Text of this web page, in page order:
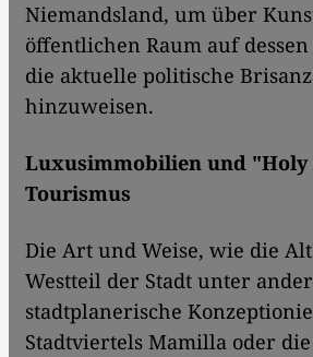
Niemandsland, um über
öffentlichen Raum auf
die aktuelle politische Brisanz
hinzuweisen.
Luxusimmobilien und "Holy
Tourismus
Die Art und Weise, wie die
Westteil der Stadt unter
stadtplanerische
Stadtviertels Mamilla oder